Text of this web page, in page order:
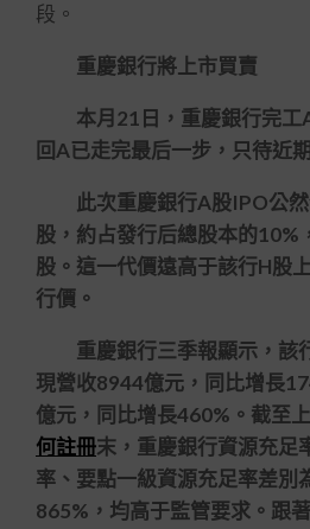
段。
重慶銀行將上市買賣
本月21日，重慶銀行完工
回A已走完最后一步，只待近
此次重慶銀行A股IPO公然
股，約占發行后總股本的10%
股。這一代價遠高于該行H股
行價。
重慶銀行三季報顯示，該
現營收8944億元，同比增長
億元，同比增長460%。截至
何註冊末，重慶銀行資源充足
率、要點一級資源充足率差別
865%，均高于監管要求。跟